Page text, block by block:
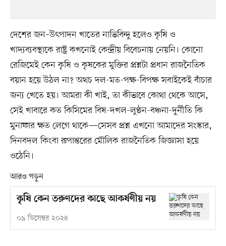
দেশের জন–উৎপাদন খাতের নাভিবিন্দু হলেও কৃষি ও
খাদ্যব্যবস্থাকে রাষ্ট্র কখনোই কেন্দ্রীয় বিবেচনায় নেয়নি। কোনো
রেজিমেই কেন কৃষি ও কৃষকের মুক্তির প্রশ্নটা প্রধান রাজনৈতিক
বয়ান হয়ে উঠল না? অথচ দল-মত-পক্ষ-বিপক্ষ সবাইকেই বাঁচার
জন্য খেতে হয়। আমরা কী খাই, তা কীভাবে কোথা থেকে আসে,
সেই খাবারে কত কিসিমের বিষ-দখল-লুণ্ঠন-বঞ্চনা-দুর্নীতি কি
মুনাফার ক্ষত লেগে থাকে—সেসব প্রশ্ন এখনো আমাদের সংস্কার,
দিনবদল কিংবা রূপান্তরের মৌলিক রাজনৈতিক জিজ্ঞাসা হয়ে
ওঠেনি।
আরও পড়ুন
কৃষি কেন তরুণদের কাছে আকর্ষণীয় নয়
০৯ ডিসেম্বর ২০২৪